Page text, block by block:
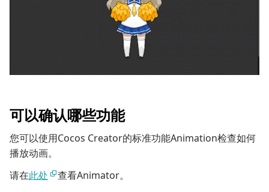
可以确认哪些功能
您可以使用Cocos Creator的标准功能Animation检查如何
播放动画。
请在此处 查看Animator。